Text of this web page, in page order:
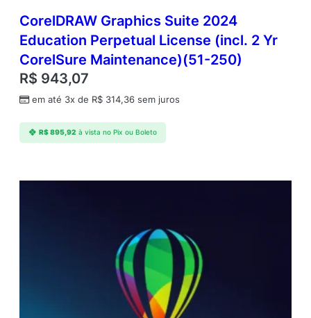
CorelDRAW Graphics Suite 2024
Education Perpetual License (incl. 2 Yr
CorelSure Maintenance)(51-250)
R$ 943,07
em até 3x de R$ 314,36 sem juros
R$895,92 à vista no Pix ou Boleto